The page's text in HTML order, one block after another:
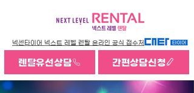
넥센타이어 넥스트 레벨 렌탈 온라인 공식 접수처
렌탈유선상담 간편상담신청